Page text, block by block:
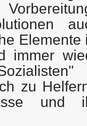
immer
zu
und